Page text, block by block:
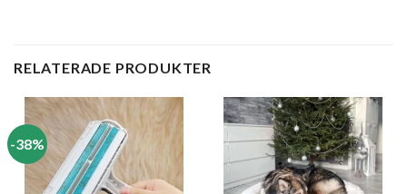
RELATERADE PRODUKTER
-38%